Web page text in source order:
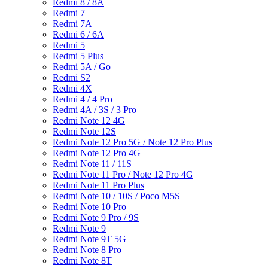
Redmi 7
Redmi 7A
Redmi 6 / 6A
Redmi 5
Redmi 5 Plus
Redmi 5A / Go
Redmi S2
Redmi 4X
Redmi 4 / 4 Pro
Redmi 4A / 3S / 3 Pro
Redmi Note 12 4G
Redmi Note 12S
Redmi Note 12 Pro 5G / Note 12 Pro Plus
Redmi Note 12 Pro 4G
Redmi Note 11 / 11S
Redmi Note 11 Pro / Note 12 Pro 4G
Redmi Note 11 Pro Plus
Redmi Note 10 / 10S / Poco M5S
Redmi Note 10 Pro
Redmi Note 9 Pro / 9S
Redmi Note 9
Redmi Note 9T 5G
Redmi Note 8 Pro
Redmi Note 8T